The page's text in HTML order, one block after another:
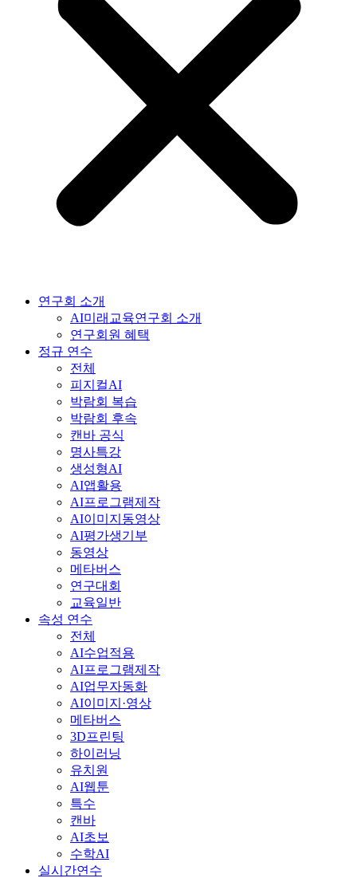
연구회 소개
AI미래교육연구회 소개
연구회원 혜택
정규 연수
전체
피지컬AI
박람회 복습
박람회 후속
캔바 공식
명사특강
생성형AI
AI앱활용
AI프로그램제작
AI이미지동영상
AI평가생기부
동영상
메타버스
연구대회
교육일반
속성 연수
전체
AI수업적용
AI프로그램제작
AI업무자동화
AI이미지·영상
메타버스
3D프린팅
하이러닝
유치원
AI웹툰
특수
캔바
AI초보
수학AI
실시간연수